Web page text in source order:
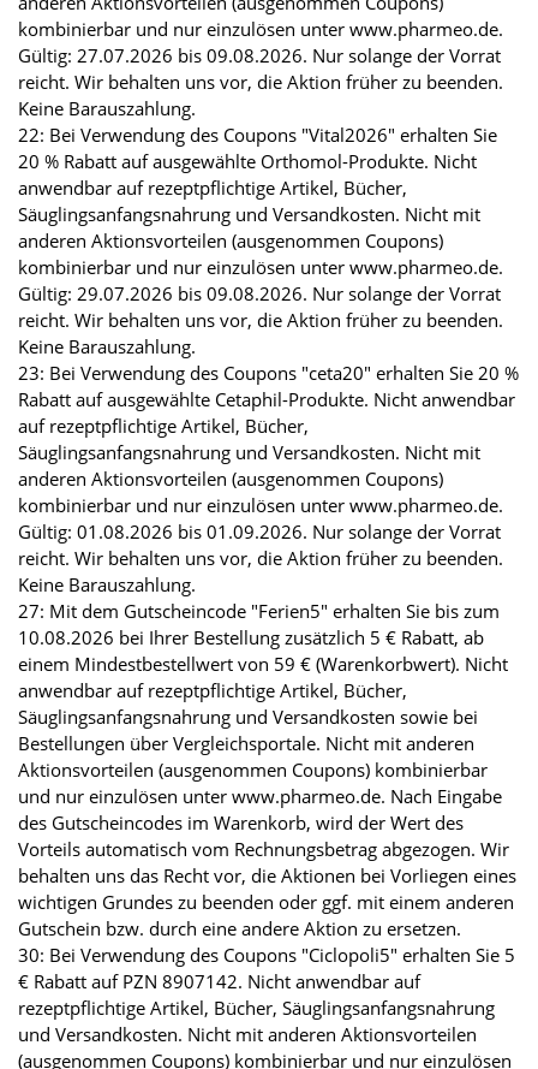
kombinierbar und nur einzulösen unter www.pharmeo.de.
Gültig: 27.07.2026 bis 09.08.2026. Nur solange der Vorrat
reicht. Wir behalten uns vor, die Aktion früher zu beenden.
Keine Barauszahlung.
22: Bei Verwendung des Coupons "Vital2026" erhalten Sie
20 % Rabatt auf ausgewählte Orthomol-Produkte. Nicht
anwendbar auf rezeptpflichtige Artikel, Bücher,
Säuglingsanfangsnahrung und Versandkosten. Nicht mit
anderen Aktionsvorteilen (ausgenommen Coupons)
kombinierbar und nur einzulösen unter www.pharmeo.de.
Gültig: 29.07.2026 bis 09.08.2026. Nur solange der Vorrat
reicht. Wir behalten uns vor, die Aktion früher zu beenden.
Keine Barauszahlung.
23: Bei Verwendung des Coupons "ceta20" erhalten Sie 20 %
Rabatt auf ausgewählte Cetaphil-Produkte. Nicht anwendbar
auf rezeptpflichtige Artikel, Bücher,
Säuglingsanfangsnahrung und Versandkosten. Nicht mit
anderen Aktionsvorteilen (ausgenommen Coupons)
kombinierbar und nur einzulösen unter www.pharmeo.de.
Gültig: 01.08.2026 bis 01.09.2026. Nur solange der Vorrat
reicht. Wir behalten uns vor, die Aktion früher zu beenden.
Keine Barauszahlung.
27: Mit dem Gutscheincode "Ferien5" erhalten Sie bis zum
10.08.2026 bei Ihrer Bestellung zusätzlich 5 € Rabatt, ab
einem Mindestbestellwert von 59 € (Warenkorbwert). Nicht
anwendbar auf rezeptpflichtige Artikel, Bücher,
Säuglingsanfangsnahrung und Versandkosten sowie bei
Bestellungen über Vergleichsportale. Nicht mit anderen
Aktionsvorteilen (ausgenommen Coupons) kombinierbar
und nur einzulösen unter www.pharmeo.de. Nach Eingabe
des Gutscheincodes im Warenkorb, wird der Wert des
Vorteils automatisch vom Rechnungsbetrag abgezogen. Wir
behalten uns das Recht vor, die Aktionen bei Vorliegen eines
wichtigen Grundes zu beenden oder ggf. mit einem anderen
Gutschein bzw. durch eine andere Aktion zu ersetzen.
30: Bei Verwendung des Coupons "Ciclopoli5" erhalten Sie 5
€ Rabatt auf PZN 8907142. Nicht anwendbar auf
rezeptpflichtige Artikel, Bücher, Säuglingsanfangsnahrung
und Versandkosten. Nicht mit anderen Aktionsvorteilen
(ausgenommen Coupons) kombinierbar und nur einzulösen